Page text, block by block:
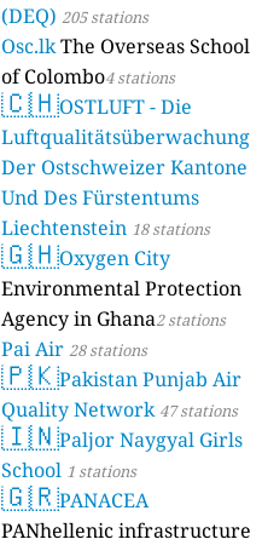
(DEQ) 205 stations
Osc.lkThe Overseas School
of Colombo4 stations
🇨🇭OSTLUFT - Die
Luftqualitätsüberwachung
Der Ostschweizer Kantone
Und Des Fürstentums
Liechtenstein 18 stations
🇬🇭Oxygen City
Environmental Protection
Agency in Ghana2 stations
Pai Air 28 stations
🇵🇰Pakistan Punjab Air
Quality Network 47 stations
🇮🇳Paljor Naygyal Girls
School 1 stations
🇬🇷PANACEA
PANhellenic infrastructure